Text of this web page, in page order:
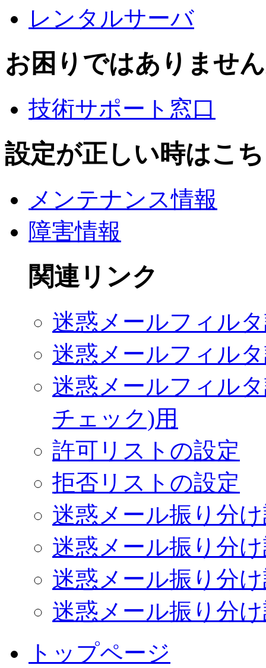
レンタルサーバ
お困りではありませ
技術サポート窓口
設定が正しい時はこ
メンテナンス情報
障害情報
関連リンク
迷惑メールフィル
迷惑メールフィル
迷惑メールフィル
チェック)用
許可リストの設定
拒否リストの設定
迷惑メール振り分
迷惑メール振り分
迷惑メール振り分け
迷惑メール振り分
トップページ